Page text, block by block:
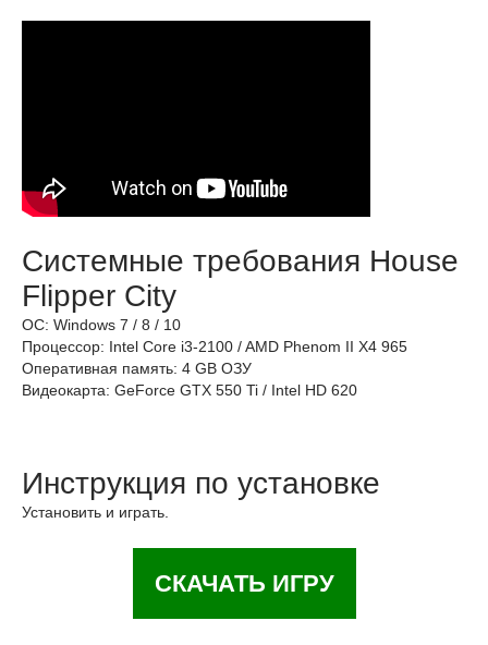
Системные требования House
Flipper City
ОС: Windows 7 / 8 / 10
Процессор: Intel Core i3-2100 / AMD Phenom II X4 965
Оперативная память: 4 GB ОЗУ
Видеокарта: GeForce GTX 550 Ti / Intel HD 620
Инструкция по установке
Установить и играть.
СКАЧАТЬ ИГРУ